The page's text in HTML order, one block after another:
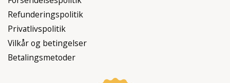
Refunderingspolitik
Privatlivspolitik
Vilkår og betingelser
Betalingsmetoder